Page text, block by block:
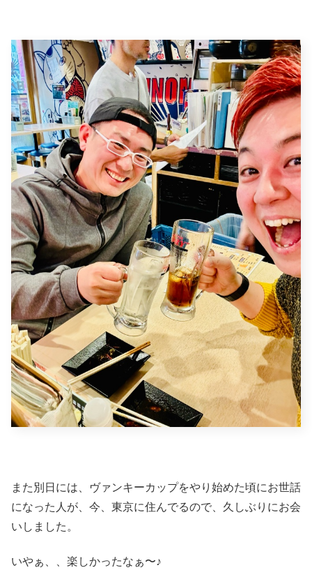
また別日には、ヴァンキーカップをやり始めた頃にお世話
になった人が、今、東京に住んでるので、久しぶりにお会
いしました。
いやぁ、、楽しかったなぁ〜♪